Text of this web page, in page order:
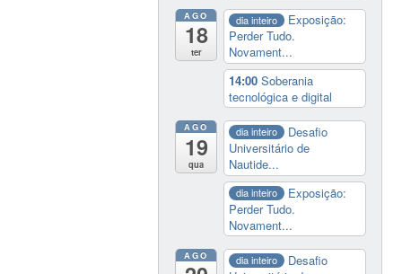
AGO
18
ter
dia inteiro
Exposição:
Perder Tudo.
Novament...
14:00Soberania
tecnológica e digital
AGO
19
qua
dia inteiro
Desafio
Universitário de
Nautide...
dia inteiro
Exposição:
Perder Tudo.
Novament...
AGO dia inteiro
Desafio